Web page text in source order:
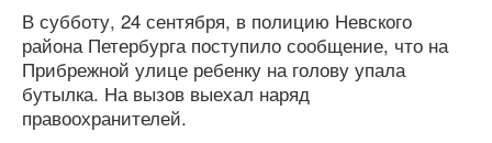
В субботу, 24 сентября, в полицию Невского
района Петербурга поступило сообщение, что на
Прибрежной улице ребенку на голову упала
бутылка. На вызов выехал наряд
правоохранителей.